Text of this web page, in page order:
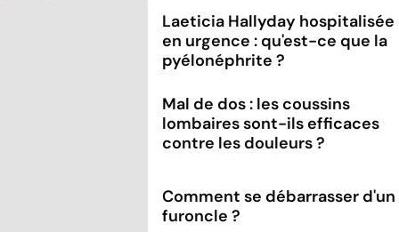
Laeticia Hallyday hospitalisée
en urgence : qu'est-ce que la
pyélonéphrite ?
Mal de dos : les coussins
lombaires sont-ils efficaces
contre les douleurs ?
Comment se débarrasser d'un
furoncle ?